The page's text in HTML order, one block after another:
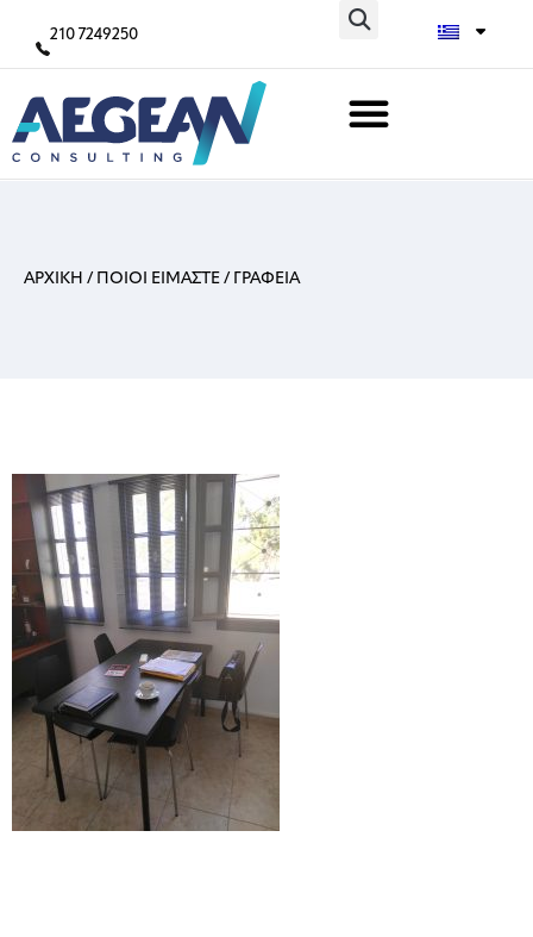
210 7249250
ΑΡΧΙΚΗ / ΠΟΙΟΙ ΕΙΜΑΣΤΕ / ΓΡΑΦΕΙΑ